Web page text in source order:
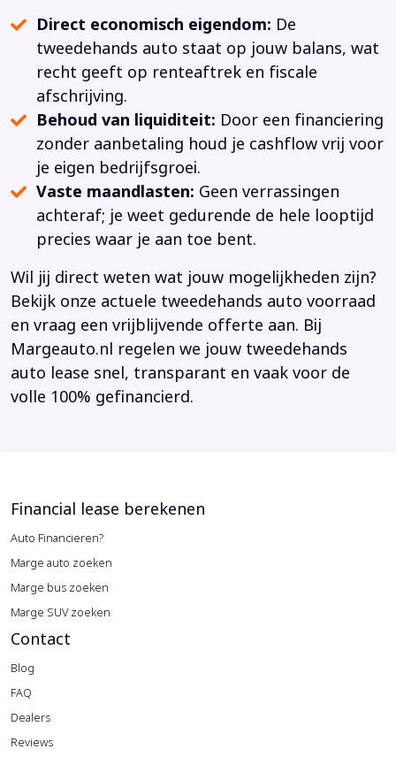
Direct economisch eigendom: De
tweedehands auto staat op jouw balans, wat
recht geeft op renteaftrek en fiscale
afschrijving.
Behoud van liquiditeit: Door een financiering
zonder aanbetaling houd je cashflow vrij voor
je eigen bedrijfsgroei.
Vaste maandlasten: Geen verrassingen
achteraf; je weet gedurende de hele looptijd
precies waar je aan toe bent.
Wil jij direct weten wat jouw mogelijkheden zijn?
Bekijk onze actuele tweedehands auto voorraad
en vraag een vrijblijvende offerte aan. Bij
Margeauto.nl regelen we jouw tweedehands
auto lease snel, transparant en vaak voor de
volle 100% gefinancierd.
Financial lease berekenen
Auto Financieren?
Marge auto zoeken
Marge bus zoeken
Marge SUV zoeken
Contact
Blog
FAQ
Dealers
Reviews